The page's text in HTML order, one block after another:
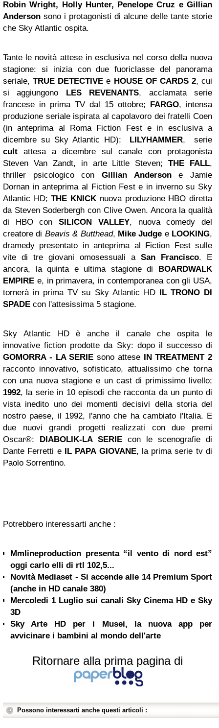
Robin Wright, Holly Hunter, Penelope Cruz e Gillian
Anderson sono i protagonisti di alcune delle tante storie
che Sky Atlantic ospita.
Tante le novità attese in esclusiva nel corso della nuova
stagione: si inizia con due fuoriclasse del panorama
seriale,TRUE DETECTIVE e HOUSE OF CARDS 2, cui
si aggiungono
LES REVENANTS, acclamata serie
francese in prima TV dal 15 ottobre;
FARGO, intensa
produzione seriale ispirata al capolavoro dei fratelli Coen
(in anteprima al Roma Fiction Fest e in esclusiva a
dicembre su Sky Atlantic HD);
LILYHAMMER, serie
cult attesa a dicembre sul canale con protagonista
Steven Van Zandt, in arte Little Steven;THE FALL,
thriller psicologico con Gillian Andersone Jamie
Dornan in anteprima al Fiction Fest e in inverno su Sky
Atlantic HD;THE KNICK nuova produzione HBO diretta
da Steven Soderbergh con Clive Owen. Ancora la qualità
di HBO conSILICON VALLEY, nuova comedy del
creatore di Beavis & Butthead, Mike Judge e LOOKING,
dramedy presentato in anteprima al Fiction Fest sulle
vite di tre giovani omosessuali a San Francisco. E
ancora, la quinta e ultima stagione di
BOARDWALK
EMPIRE e, in primavera, in contemporanea con gli USA,
tornerà in prima TV su Sky Atlantic HD
IL TRONO DI
SPADE con l'attesissima 5 stagione.
Sky Atlantic HD è anche il canale che ospita le
innovative fiction prodotte da Sky: dopo il successo di
GOMORRA - LA SERIE sono attese IN TREATMENT2
racconto innovativo, sofisticato, attualissimo che torna
con una nuova stagione e un cast di primissimo livello;
1992, la serie in 10 episodi che racconta da un punto di
vista inedito uno dei momenti decisivi della storia del
nostro paese, il 1992, l'anno che ha cambiato l'Italia. E
due nuovi grandi progetti realizzati con due premi
Oscar®:
DIABOLIK-LA SERIE con le scenografie di
Dante Ferretti e
IL PAPA GIOVANE, la prima serie tv di
Paolo Sorrentino.
Potrebbero interessarti anche :
Mmlineproduction presenta “il vento di nord est”
oggi carlo elli di rtl 102,5...
Novità Mediaset - Si accende alle 14 Premium Sport
(anche in HD canale 380)
Mercoledi 1 Luglio sui canali Sky Cinema HD e Sky
3D
Sky Arte HD per i Musei, la nuova app per
avvicinare i bambini al mondo dell'arte
Ritornare alla prima pagina di
Possono interessarti anche questi articoli :